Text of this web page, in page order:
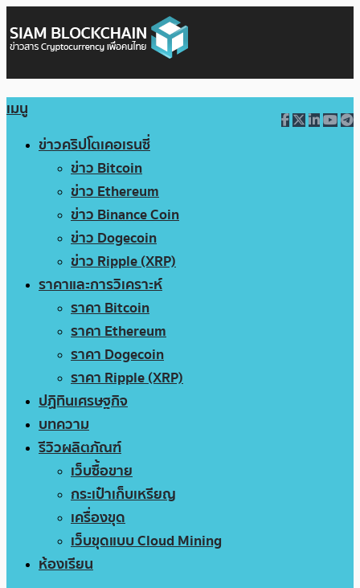
เมนู
ข่าวคริปโตเคอเรนซี่
ข่าว Bitcoin
ข่าว Ethereum
ข่าว Binance Coin
ข่าว Dogecoin
ข่าว Ripple (XRP)
ราคาและการวิเคราะห์
ราคา Bitcoin
ราคา Ethereum
ราคา Dogecoin
ราคา Ripple (XRP)
ปฏิทินเศรษฐกิจ
บทความ
รีวิวผลิตภัณฑ์
เว็บซื้อขาย
กระเป๋าเก็บเหรียญ
เครื่องขุด
เว็บขุดแบบ Cloud Mining
ห้องเรียน